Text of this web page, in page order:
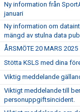
Ny information från
januari
Ny information om
mängd av stulna data
ÅRSMÖTE 20 MARS 2025
Stötta KSLS med dina
Viktig meddelande
Viktigt meddelande till
personuppgiftsincident.